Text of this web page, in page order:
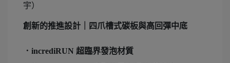
宇）
創新的推進設計 四爪槽式碳板與高回彈中底
．incrediRUN 超臨界發泡材質